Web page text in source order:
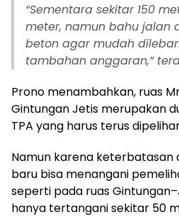
“Sementara sekitar 150
meter, namun bahu jalan
beton agar mudah
tambahan anggaran,”
Prono menambahkan, ruas
Gintungan Jetis merupakan
TPA yang harus terus
Namun karena keterbatasan
baru bisa menangani
seperti pada ruas
hanya tertangani sekitar 50